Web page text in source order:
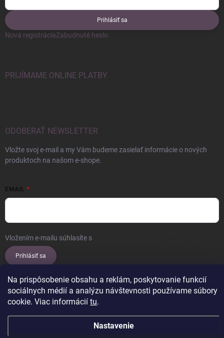
Na prispôsobenie obsahu a reklám, poskytovanie funkcií
sociálnych médií a analýzu návštevnosti používame súbory
cookie. Viac informácií tu.
Nastavenie
Prihlásiť sa
Nová registráciaZabudnuté heslo
PRIJÍMAME ONLINE PLATBY
ODOBERAŤ NEWSLETTER
Vložte svoj e-mail a my Vám budeme zasielať informácie o nových
produktoch na našom e-shope.
EMAIL
Vložením e-mailu súhlasíte s
Prihlásiť sa
Vytvoril Shoptet
Copyright 2026ERROW. Všetky práva vyhradené.